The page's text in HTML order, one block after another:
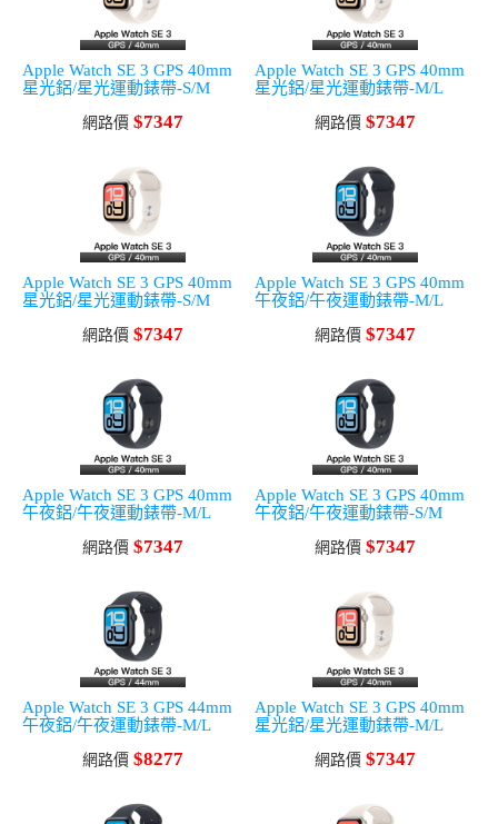
Apple Watch SE 3 GPS 40mm
星光鋁/星光運動錶帶-S/M
網路價 $7347
Apple Watch SE 3 GPS 40mm
星光鋁/星光運動錶帶-M/L
網路價 $7347
Apple Watch SE 3 GPS 40mm
星光鋁/星光運動錶帶-S/M
網路價 $7347
Apple Watch SE 3 GPS 40mm
午夜鋁/午夜運動錶帶-M/L
網路價 $7347
Apple Watch SE 3 GPS 40mm
午夜鋁/午夜運動錶帶-M/L
網路價 $7347
Apple Watch SE 3 GPS 40mm
午夜鋁/午夜運動錶帶-S/M
網路價 $7347
Apple Watch SE 3 GPS 44mm
午夜鋁/午夜運動錶帶-M/L
網路價 $8277
Apple Watch SE 3 GPS 40mm
星光鋁/星光運動錶帶-M/L
網路價 $7347